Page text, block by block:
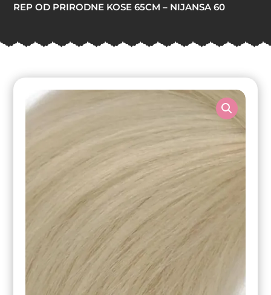
REP OD PRIRODNE KOSE 65CM – NIJANSA 60